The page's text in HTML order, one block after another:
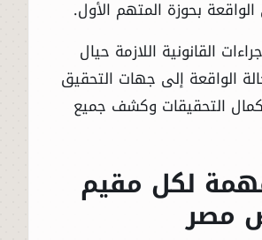
بحوزة المتهم الأول.
القانونية اللازمة حيال
الواقعة إلى جهات التحقيق
التحقيقات وكشف جميع
لكل مقيم
مصر